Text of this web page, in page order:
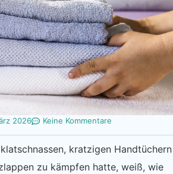
2026 Keine Kommentare
kratzigen Handtüchern
zu kämpfen hatte, weiß, wie